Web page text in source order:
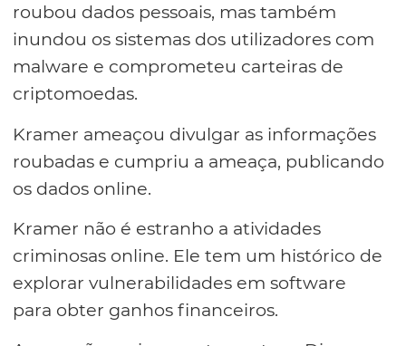
roubou dados pessoais, mas também
inundou os sistemas dos utilizadores com
malware e comprometeu carteiras de
criptomoedas.
Kramer ameaçou divulgar as informações
roubadas e cumpriu a ameaça, publicando
os dados online.
Kramer não é estranho a atividades
criminosas online. Ele tem um histórico de
explorar vulnerabilidades em software
para obter ganhos financeiros.